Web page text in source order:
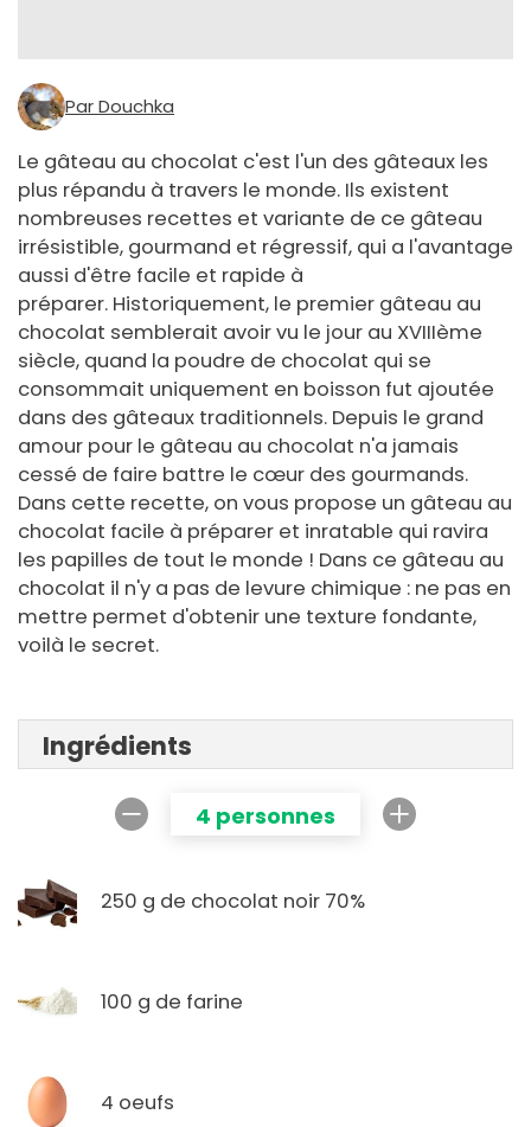
Par Douchka
Le gâteau au chocolat c'est l'un des gâteaux les
plus répandu à travers le monde. Ils existent
nombreuses recettes et variante de ce gâteau
irrésistible, gourmand et régressif, qui a l'avantage
aussi d'être facile et rapide à
préparer. Historiquement, le premier gâteau au
chocolat semblerait avoir vu le jour au XVIIIème
siècle, quand la poudre de chocolat qui se
consommait uniquement en boisson fut ajoutée
dans des gâteaux traditionnels. Depuis le grand
amour pour le gâteau au chocolat n'a jamais
cessé de faire battre le cœur des gourmands.
Dans cette recette, on vous propose un gâteau au
chocolat facile à préparer et inratable qui ravira
les papilles de tout le monde ! Dans ce gâteau au
chocolat il n'y a pas de levure chimique : ne pas en
mettre permet d'obtenir une texture fondante,
voilà le secret.
Ingrédients
4 personnes
250 g de chocolat noir 70%
100 g de farine
4 oeufs